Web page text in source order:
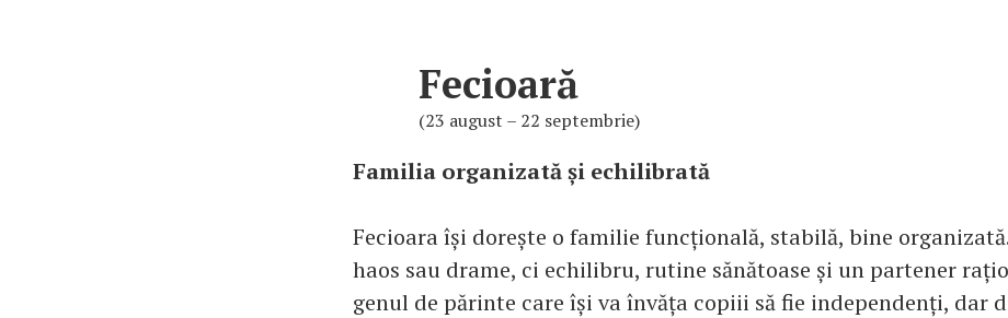
Fecioară
(23 august – 22 septembrie)
Familia organizată și echilibrată
Fecioara își dorește o familie funcțională, stabilă, bine
haos sau drame, ci echilibru, rutine sănătoase și un partener
genul de părinte care își va învăța copiii să fie independenți, dar